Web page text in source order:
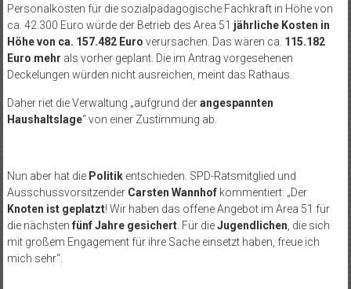
Personalkosten für die sozialpädagogische Fachkraft in Höhe von
ca. 42.300 Euro würde der Betrieb des Area 51 jährliche Kosten in
Höhe von ca. 157.482 Euro verursachen. Das wären ca. 115.182
Euro mehr als vorher geplant. Die im Antrag vorgesehenen
Deckelungen würden nicht ausreichen, meint das Rathaus.
Daher riet die Verwaltung „aufgrund derangespannten
Haushaltslage“ von einer Zustimmung ab.
Nun aber hat die Politikentschieden. SPD-Ratsmitglied und
Ausschussvorsitzender Carsten Wannhofkommentiert: „Der
Knoten ist geplatzt! Wir haben das offene Angebot im Area 51 für
die nächsten fünf Jahre gesichert. Für dieJugendlichen, die sich
mit großem Engagement für ihre Sache einsetzt haben, freue ich
mich sehr“.